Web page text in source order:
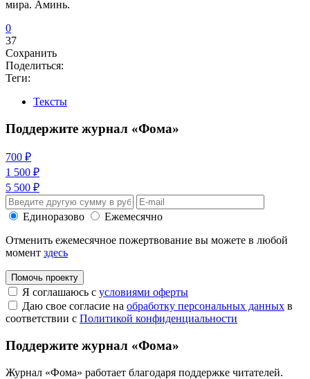
ми́ра. Ами́нь.
0
37
Сохранить
Поделиться:
Теги:
Тексты
Поддержите журнал «Фома»
700 ₽
1 500 ₽
5 500 ₽
Единоразово
Ежемесячно
Отменить ежемесячное пожертвование вы можете в любой
момент здесь
Помочь проекту
Я соглашаюсь с условиями оферты
Даю свое согласие на обработку персональных данных в
соответствии с Политикой конфиденциальности
Поддержите журнал «Фома»
Журнал «Фома» работает благодаря поддержке читателей.